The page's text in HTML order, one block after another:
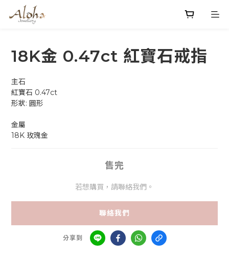
18K金 0.47ct 紅寶石戒指
主石
紅寶石 0.47ct
形狀: 圓形
金屬
18K 玫瑰金
售完
若想購買，請聯絡我們。
聯絡我們
分享到